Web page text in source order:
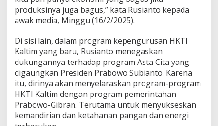
produksinya juga bagus,” kata Rusianto kepada
awak media, Minggu (16/2/2025).
Di sisi lain, dalam program kepengurusan HKTI
Kaltim yang baru, Rusianto menegaskan
dukungannya terhadap program Asta Cita yang
digaungkan Presiden Prabowo Subianto. Karena
itu, dirinya akan menyelaraskan program-program
HKTI Kaltim dengan program pemerintahan
Prabowo-Gibran. Terutama untuk menyukseskan
kemandirian dan ketahanan pangan dan energi